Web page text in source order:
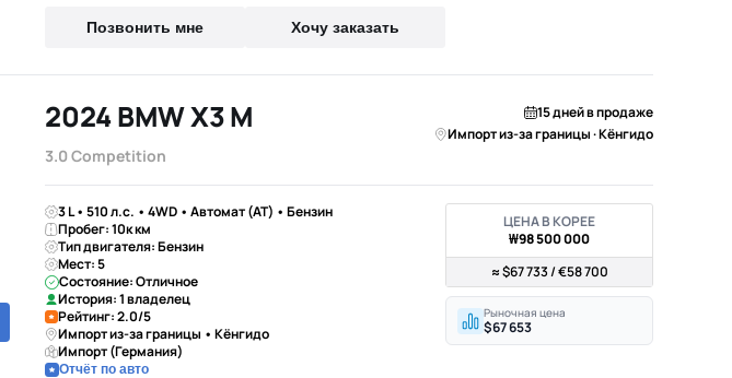
Позвонить мне Хочу заказать
2024 BMW X3 M
3.0 Competition
15 дней в продаже
Импорт из-за границы · Кёнгидо
3 L • 510 л.с. • 4WD • Автомат (AT) • Бензин
Пробег: 10к км
Тип двигателя: Бензин
Мест: 5
Состояние: Отличное
История: 1 владелец
Рейтинг: 2.0/5
Импорт из-за границы • Кёнгидо
Импорт (Германия)
Отчёт по авто
ЦЕНА В КОРЕЕ
₩98 500 000
≈ $67 733 / €58 700
Рыночная цена
$67 653